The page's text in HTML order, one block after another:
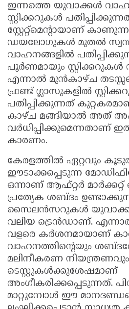
ഇന്നത്തെ യുവാക്കൾ
സ്റ്റിക്കറുകൾ
സ്റ്റേറ്റ്മെന്റായാണ്
ഡയലോഗുകൾ മുതൽ
വാഹനങ്ങളിൽ
പൂർണമായും സ്റ്റിക്കറുകൾ
എന്നാൽ മുൻകാഴ്ച
ഫ്രണ്ട് ഗ്ലാസുകളിൽ
പതിപ്പിക്കുന്നത്
കാഴ്ച മങ്ങിയാൽ അത്
വർധിപ്പിക്കുമെന്നതാണ്
കാരണം.
കേരളത്തിൽ ഏറ്റവും
ഈടാക്കപ്പെടുന്ന
ഒന്നാണ് ആഫ്റ്റർ
പ്രത്യേക ശബ്ദം
സൈലൻസറുകൾ
വലിയ ട്രെൻഡാണ്.
വളരെ കർശനമായാണ്
വാഹനത്തിന്റെയും
മലിനീകരണ നിയന്ത്രണവും
ടെസ്റ്റുകൾക്കുശേഷമാണ്
അംഗീകരിക്കപ്പെടുന്നത്.
മാറ്റുമ്പോൾ ഈ